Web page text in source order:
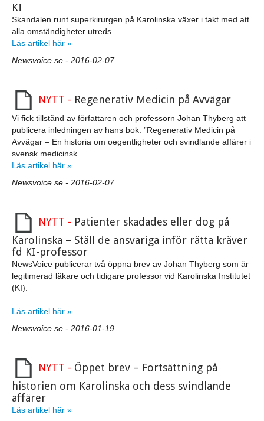
KI
Skandalen runt superkirurgen på Karolinska växer i takt med att
alla omständigheter utreds.
Läs artikel här »
Newsvoice.se - 2016-02-07
NYTT - Regenerativ Medicin på Avvägar
Vi fick tillstånd av författaren och professorn Johan Thyberg att
publicera inledningen av hans bok: ”Regenerativ Medicin på
Avvägar – En historia om oegentligheter och svindlande affärer i
svensk medicinsk.
Läs artikel här »
Newsvoice.se - 2016-02-07
NYTT - Patienter skadades eller dog på
Karolinska – Ställ de ansvariga inför rätta kräver
fd KI-professor
NewsVoice publicerar två öppna brev av Johan Thyberg som är
legitimerad läkare och tidigare professor vid Karolinska Institutet
(KI).
Läs artikel här »
Newsvoice.se - 2016-01-19
NYTT - Öppet brev – Fortsättning på
historien om Karolinska och dess svindlande
affärer
Läs artikel här »